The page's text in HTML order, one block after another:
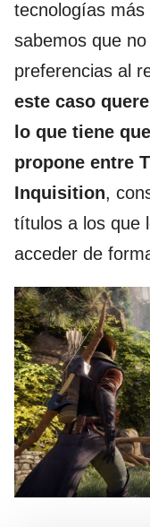
tecnologías más
sabemos que
preferencias al
este caso
lo que tiene
propone entre
Inquisition,
títulos a los que
acceder de